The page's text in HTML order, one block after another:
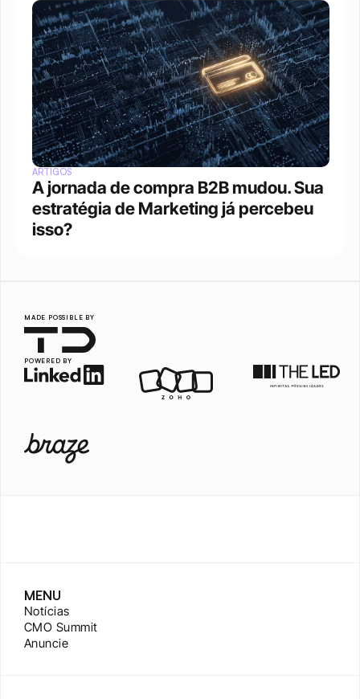
ARTIGOS
A jornada de compra B2B mudou. Sua
estratégia de Marketing já percebeu
isso?
MADE POSSIBLE BY
POWERED BY
MENU
Notícias
CMO Summit
Anuncie